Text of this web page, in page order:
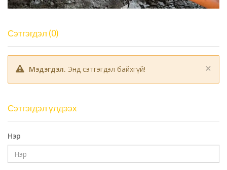
Сэтгэгдэл (0)
×
Мэдэгдэл. Энд сэтгэгдэл байхгүй!
Сэтгэгдэл үлдээх
Нэр